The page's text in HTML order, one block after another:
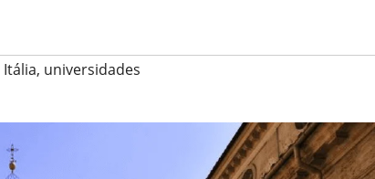
Itália, universidades